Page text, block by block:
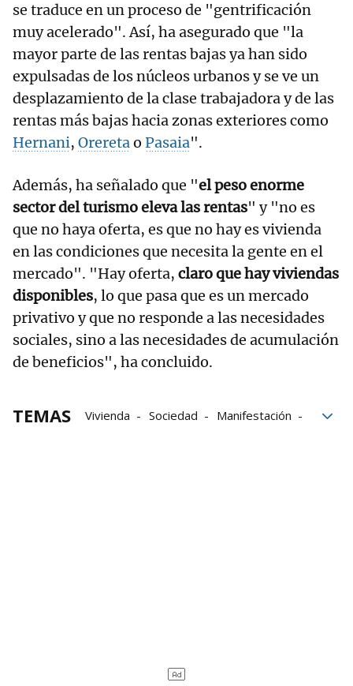
se traduce en un proceso de "gentrificación
muy acelerado". Así, ha asegurado que "la
mayor parte de las rentas bajas ya han sido
expulsadas de los núcleos urbanos y se ve un
desplazamiento de la clase trabajadora y de las
rentas más bajas hacia zonas exteriores como
Hernani, Oreretao Pasaia".
Además, ha señalado que "el peso enorme
sector del turismo eleva las rentas" y "no es
que no haya oferta, es que no hay es vivienda
en las condiciones que necesita la gente en el
mercado". "Hay oferta, claro que hay viviendas
disponibles, lo que pasa que es un mercado
privativo y que no responde a las necesidades
sociales, sino a las necesidades de acumulación
de beneficios", ha concluido.
TEMAS Vivienda Sociedad
Manifestación